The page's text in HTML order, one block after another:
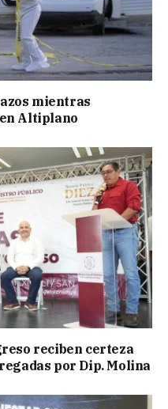
mientras
Altiplano
reciben certeza
por Dip. Molina